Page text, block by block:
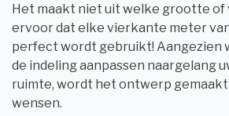
Het maakt niet uit welke grootte of
ervoor dat elke vierkante meter
perfect wordt gebruikt! Aangezien
de indeling aanpassen naargelang
ruimte, wordt het ontwerp gemaakt
wensen.